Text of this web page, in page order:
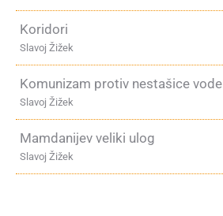
Koridori
Slavoj Žižek
Komunizam protiv nestašice vode
Slavoj Žižek
Mamdanijev veliki ulog
Slavoj Žižek